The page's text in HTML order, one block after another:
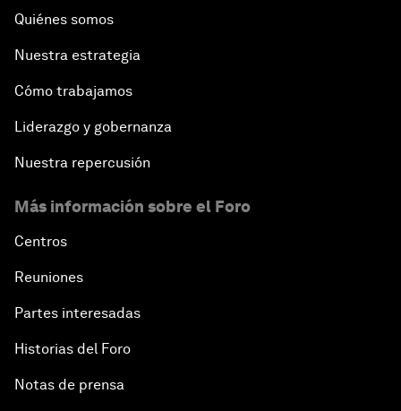
Quiénes somos
Nuestra estrategia
Cómo trabajamos
Liderazgo y gobernanza
Nuestra repercusión
Más información sobre el Foro
Centros
Reuniones
Partes interesadas
Historias del Foro
Notas de prensa